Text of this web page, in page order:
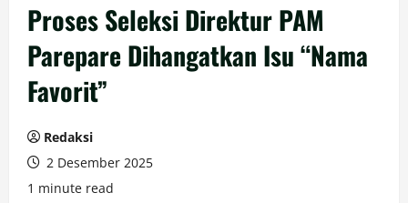
Proses Seleksi Direktur PAM
Parepare Dihangatkan Isu “Nama
Favorit”
Redaksi
2 Desember 2025
1 minute read